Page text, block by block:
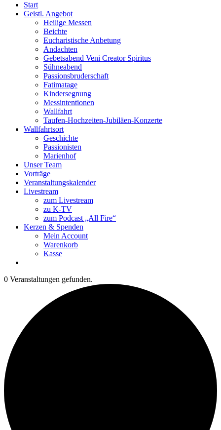
Start
Geistl. Angebot
Heilige Messen
Beichte
Eucharistische Anbetung
Andachten
Gebetsabend Veni Creator Spiritus
Sühneabend
Passionsbruderschaft
Fatimatage
Kindersegnung
Messintentionen
Wallfahrt
Taufen-Hochzeiten-Jubiläen-Konzerte
Wallfahrtsort
Geschichte
Passionisten
Marienhof
Unser Team
Vorträge
Veranstaltungskalender
Livestream
zum Livestream
zu K-TV
zum Podcast „All Fire“
Kerzen & Spenden
Mein Account
Warenkorb
Kasse
0 Veranstaltungen gefunden.